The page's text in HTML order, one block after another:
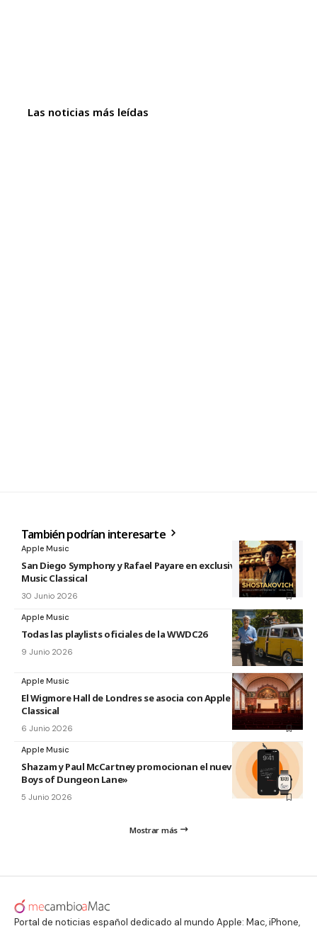
Las noticias más leídas
También podrían interesarte
Apple Music
San Diego Symphony y Rafael Payare en exclusiva en Apple
Music Classical
30 Junio 2026
Apple Music
Todas las playlists oficiales de la WWDC26
9 Junio 2026
Apple Music
El Wigmore Hall de Londres se asocia con Apple Music
Classical
6 Junio 2026
Apple Music
Shazam y Paul McCartney promocionan el nuevo disco «The
Boys of Dungeon Lane»
5 Junio 2026
Mostrar más
Portal de noticias español dedicado al mundo Apple: Mac, iPhone,